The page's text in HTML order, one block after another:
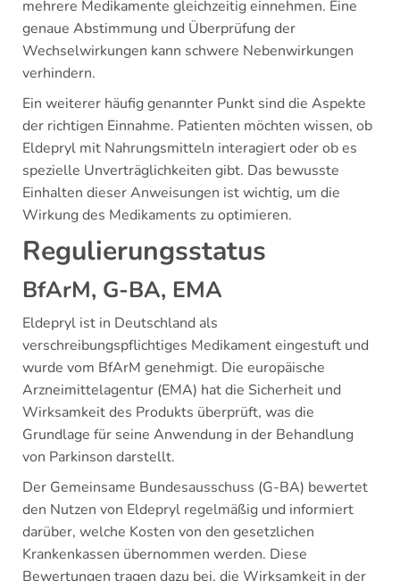
mehrere Medikamente gleichzeitig einnehmen. Eine
genaue Abstimmung und Überprüfung der
Wechselwirkungen kann schwere Nebenwirkungen
verhindern.
Ein weiterer häufig genannter Punkt sind die Aspekte
der richtigen Einnahme. Patienten möchten wissen, ob
Eldepryl mit Nahrungsmitteln interagiert oder ob es
spezielle Unverträglichkeiten gibt. Das bewusste
Einhalten dieser Anweisungen ist wichtig, um die
Wirkung des Medikaments zu optimieren.
Regulierungsstatus
BfArM, G-BA, EMA
Eldepryl ist in Deutschland als
verschreibungspflichtiges Medikament eingestuft und
wurde vom BfArM genehmigt. Die europäische
Arzneimittelagentur (EMA) hat die Sicherheit und
Wirksamkeit des Produkts überprüft, was die
Grundlage für seine Anwendung in der Behandlung
von Parkinson darstellt.
Der Gemeinsame Bundesausschuss (G-BA) bewertet
den Nutzen von Eldepryl regelmäßig und informiert
darüber, welche Kosten von den gesetzlichen
Krankenkassen übernommen werden. Diese
Bewertungen tragen dazu bei, die Wirksamkeit in der